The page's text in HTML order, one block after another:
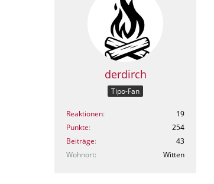
derdirch
Tipo-Fan
Reaktionen
19
Punkte
254
Beiträge
43
Wohnort
Witten